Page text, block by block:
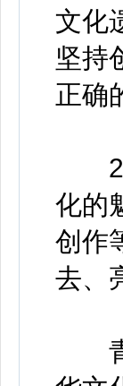
文化
坚持
正确
2、
化的
创作
去、
青